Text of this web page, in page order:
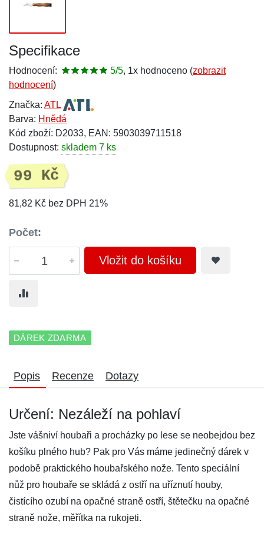
Specifikace
Hodnocení: 5/5, 1x hodnoceno (zobrazit
hodnocení)
Značka: ATL
Barva: Hnědá
Kód zboží: D2033, EAN: 5903039711518
Dostupnost: skladem 7 ks
99 Kč
81,82 Kč bez DPH 21%
Počet:
Vložit do košíku
DÁREK ZDARMA
Popis Recenze Dotazy
Určení: Nezáleží na pohlaví
Jste vášniví houbaři a procházky po lese se neobejdou bez
košíku plného hub? Pak pro Vás máme jedinečný dárek v
podobě praktického houbařského nože. Tento speciální
nůž pro houbaře se skládá z ostří na uříznutí houby,
čistícího ozubí na opačné straně ostří, štětečku na opačné
straně nože, měřítka na rukojeti.